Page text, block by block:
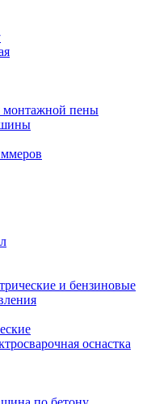
монтажной пены
и бензиновые
оснастка